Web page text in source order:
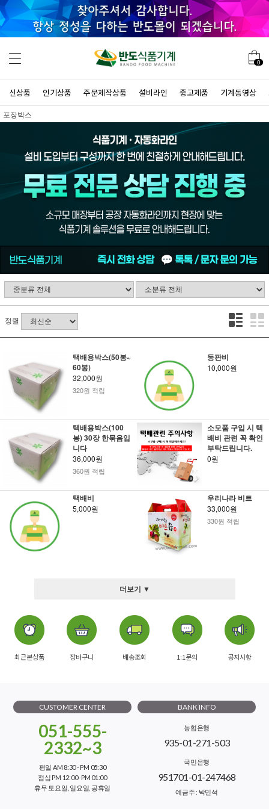
0
신상품 인기상품 주문제작상품 설비라인 중고제품 기계동영상
포장박스
정렬
택배용박스(50봉~
60봉)
32,000원
320원 적립
동판비
10,000원
택배용박스(100
봉) 30장 한묶음입
니다
36,000원
360원 적립
소모품 구입 시 택
배비 관련 꼭 확인
부탁드립니다.
0원
택배비
5,000원
우리나라 비트
33,000원
330원 적립
더보기 ▼
최근본상품 장바구니 배송조회 1:1문의 공지사항
CUSTOMER CENTER
051-555-
2332~3
평일 AM 8:30 - PM 05:30
점심 PM 12:00- PM 01:00
휴무 토요일, 일요일, 공휴일
BANK INFO
농협은행
935-01-271-503
국민은행
951701-01-247468
예금주 : 박민석